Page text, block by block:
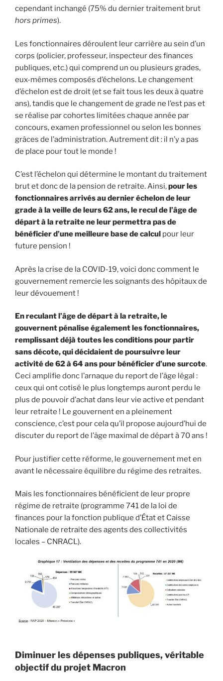
cependant inchangé (75% du dernier traitement brut
hors primes).
Les fonctionnaires déroulent leur carrière au sein d’un
corps (policier, professeur, inspecteur des finances
publiques, etc.) qui comprend un ou plusieurs grades,
eux-mêmes composés d’échelons. Le changement
d’échelon est de droit (et se fait tous les deux à quatre
ans), tandis que le changement de grade ne l’est pas et
se réalise par cohortes limitées chaque année par
concours, examen professionnel ou selon les bonnes
grâces de l’administration. Autrement dit : il n’y a pas
de place pour tout le monde !
C’est l’échelon qui détermine le montant du traitement
brut et donc de la pension de retraite. Ainsi,pour les
fonctionnaires arrivés au dernier échelon de leur
grade à la veille de leurs 62 ans, le recul de l’âge de
départ à la retraite ne leur permettra pas de
bénéficier d’une meilleure base de calcul pour leur
future pension !
Après la crise de la COVID-19, voici donc comment le
gouvernement remercie les soignants des hôpitaux de
leur dévouement !
En reculant l’âge de départ à la retraite, le
gouvernent pénalise également les fonctionnaires,
remplissant déjà toutes les conditions pour partir
sans décote, qui décidaient de poursuivre leur
activité de 62 à 64 ans pour bénéficier d’une surcote.
Ceci amplifie donc l’arnaque du report de l’âge légal :
ceux qui ont cotisé le plus longtemps auront perdu le
plus de pouvoir d’achat dans leur vie active et pendant
leur retraite ! Le gouvernent en a pleinement
conscience, c’est pour cela qu’il propose aujourd’hui de
discuter du report de l’âge maximal de départ à 70 ans !
Pour justifier cette réforme, le gouvernement met en
avant le nécessaire équilibre du régime des retraites.
Mais les fonctionnaires bénéficient de leur propre
régime de retraite (programme 741 de la loi de
finances pour la fonction publique d’État et Caisse
Nationale de retraite des agents des collectivités
locales – CNRACL).
Diminuer les dépenses publiques, véritable
objectif du projet Macron